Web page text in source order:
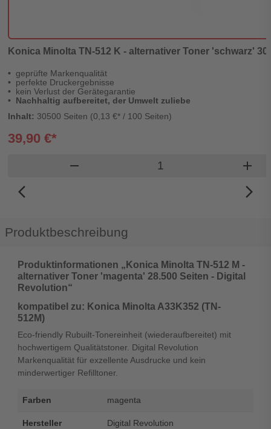
Konica Minolta TN-512 K - alternativer Toner 'schwarz'
geprüfte Markenqualität
perfekte Druckergebnisse
kein Verlust der Gerätegarantie
Nachhaltig aufbereitet, der Umwelt zuliebe
Inhalt: 30500 Seiten (0,13 €* / 100 Seiten)
39,90 €*
remove Produkt Warenkorbadd
arrow_back_ios_new
arrow_forward_ios
Produktbeschreibung
Produktinformationen „Konica Minolta TN-512 M -
alternativer Toner 'magenta' 28.500 Seiten - Digital
Revolution“
kompatibel zu: Konica Minolta A33K352 (TN-
512M)
Eco-friendly Rubuilt-Tonereinheit (wiederaufbereitet) mit
hochwertigem Qualitätstoner. Digital Revolution
Markenqualität für exzellente Ausdrucke und kein
minderwertiger Refilltoner.
Farben magenta
Hersteller Digital Revolution